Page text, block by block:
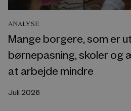
ANALYSE
Mange borgere, som er
børnepasning, skoler og
at arbejde mindre
Juli 2026